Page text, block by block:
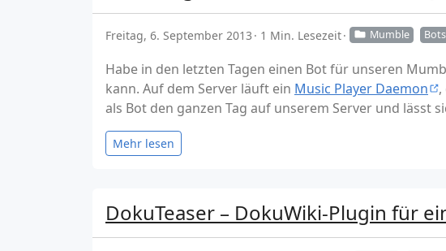
Freitag, 6. September 2013 1 Min. Lesezeit Mumble Bots
Habe in den letzten Tagen einen Bot für unseren
kann. Auf dem Server läuft ein Music Player Daemon
als Bot den ganzen Tag auf unserem Server und
Mehr lesen
DokuTeaser – DokuWiki-Plugin für